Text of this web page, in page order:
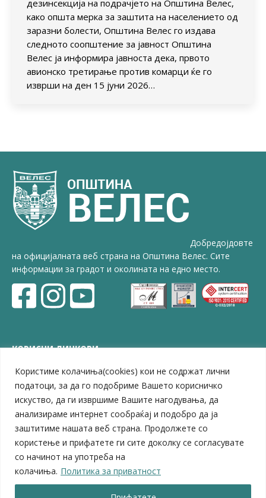
Користиме колачиња(cookies) кои не содржат лични
податоци, за да го подобриме Вашето корисничко
искуство, да ги извршиме Вашите нагодувања, да
анализираме интернет сообраќај и подобро да ја
заштитиме нашата веб страна. Продолжете со
користење и прифатете ги сите доколку се согласувате
со начинот на употреба на
колачиња. Политика за приватност
дезинсекција на подрачјето на Општина Велес,
како општа мерка за заштита на населението од
заразни болести, Општина Велес го издава
следното соопштение за јавност Општина
Велес ја информира јавноста дека, првото
авионско третирање против комарци ќе го
изврши на ден 15 јуни 2026…
Добредојдовте
на официјалната веб страна на Општина Велес. Сите
информации за градот и околината на едно место.
КОРИСНИ ЛИНКОВИ
ЗЕЛС – Заедница на единиците на локална самоуправа
Центар за развој на Вардарски плански регион
Јавно комунално претпријатие „Дервен“
ЈПССО „Парк – спорт и паркинзи“
ЛБ „Гоце Делчев“
ЛУ „Народен Музеј“
Влада на Република Северна Македонија
Собрание на Република Северна Македонија
Министерство за финансии
Министерство за транспорт